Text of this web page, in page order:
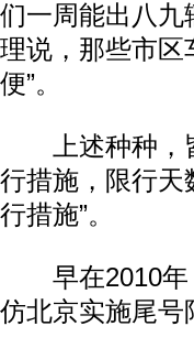
们一周能出八九
理说，那些市区
便”。
上述种种，皆
行措施，限行天
行措施”。
早在2010年
仿北京实施尾号